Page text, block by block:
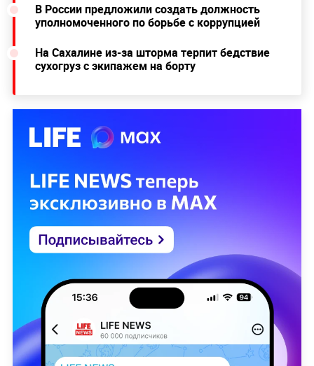
В России предложили создать должность
уполномоченного по борьбе с коррупцией
На Сахалине из-за шторма терпит бедствие
сухогруз с экипажем на борту